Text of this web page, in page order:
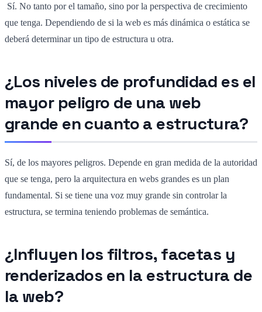
Sí. No tanto por el tamaño, sino por la perspectiva de crecimiento
que tenga. Dependiendo de si la web es más dinámica o estática se
deberá determinar un tipo de estructura u otra.
¿Los niveles de profundidad es el
mayor peligro de una web
grande en cuanto a estructura?
Sí, de los mayores peligros. Depende en gran medida de la autoridad
que se tenga, pero la arquitectura en webs grandes es un plan
fundamental. Si se tiene una voz muy grande sin controlar la
estructura, se termina teniendo problemas de semántica.
¿Influyen los filtros, facetas y
renderizados en la estructura de
la web?